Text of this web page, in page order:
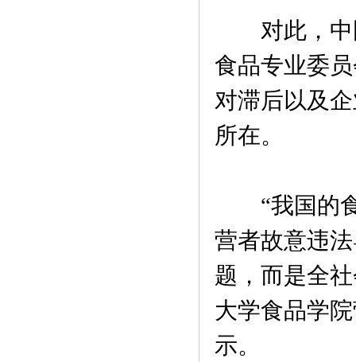
对此，中
食品专业委
对滞后以及
所在。
“我国的食
营者故意违
题，而是全
大学食品学
示。